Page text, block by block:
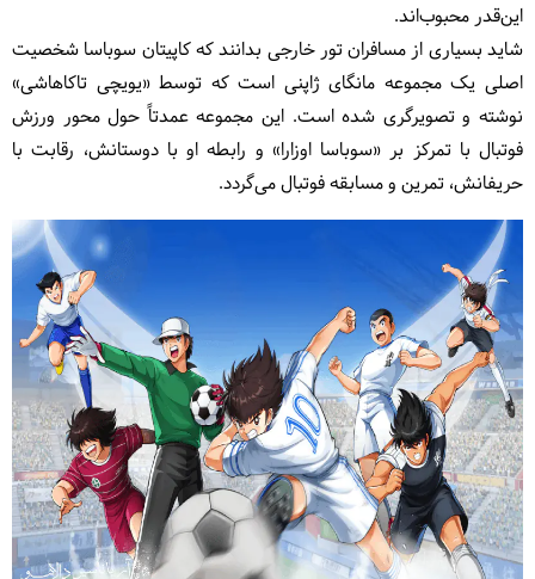
این‌قدر محبوب‌اند.
شاید بسیاری از مسافران تور خارجی بدانند که کاپیتان سوباسا شخصیت
اصلی یک مجموعه مانگای ژاپنی است که توسط «یویچی تاکاهاشی»
نوشته و تصویرگری شده است. این مجموعه عمدتاً حول محور ورزش
فوتبال با تمرکز بر «سوباسا اوزارا» و رابطه او با دوستانش، رقابت با
حریفانش، تمرین و مسابقه فوتبال می‌گردد.